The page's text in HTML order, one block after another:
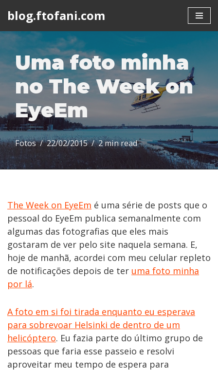
content
blog.ftofani.com
Uma foto minha
no The Week on
EyeEm
Fotos 22/02/2015 2 min read
The Week on EyeEm é uma série de posts que o
pessoal do EyeEm publica semanalmente com
algumas das fotografias que eles mais
gostaram de ver pelo site naquela semana. E,
hoje de manhã, acordei com meu celular repleto
de notificações depois de ter uma foto minha
por lá.
A foto em si foi tirada enquanto eu esperava
para sobrevoar Helsinki de dentro de um
helicóptero. Eu fazia parte do último grupo de
pessoas que faria esse passeio e resolvi
aproveitar meu tempo de espera para